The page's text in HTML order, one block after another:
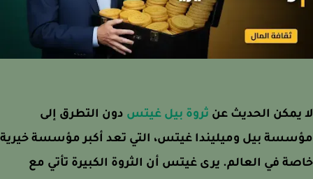
يمكن الحديث عنثروة بيل غيتسدون التطرق إلى
بيل وميليندا غيتس، التي تعد أكبر مؤسسة خيرية
في العالم. يرى غيتس أن الثروة الكبيرة تأتي مع